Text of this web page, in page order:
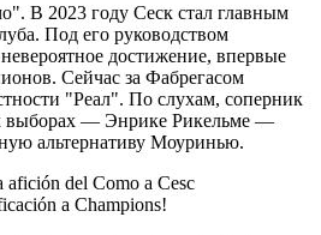
В 2023 году Сеск стал главным
Под его руководством
достижение, впервые
Сейчас за Фабрегасом
"Реал". По слухам, соперник
выборах — Энрике Рикельме —
альтернативу Моуринью.
afición del Como a Cesc
a Champions!